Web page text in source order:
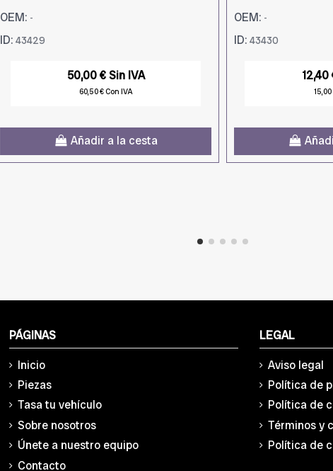
OEM: -
ID: 43429
50,00 € Sin IVA
60,50 € Con IVA
Añadir a la cesta
OEM: -
ID: 43430
12,40
PÁGINAS
Inicio
Piezas
Tasa tu vehículo
Sobre nosotros
Únete a nuestro equipo
Contacto
LEGAL
Aviso legal
Política de
Política de
Términos y
Política de